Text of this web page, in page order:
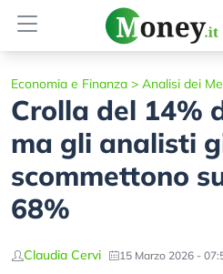
Economia e Finanza > Analisi dei
Crolla del 14%
ma gli analisti
scommettono
68%
Claudia Cervi 15 Marzo 2026 -